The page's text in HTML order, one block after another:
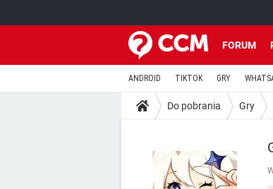
FORUM
ANDROID TIKTOK GRY
Do pobrania Gry